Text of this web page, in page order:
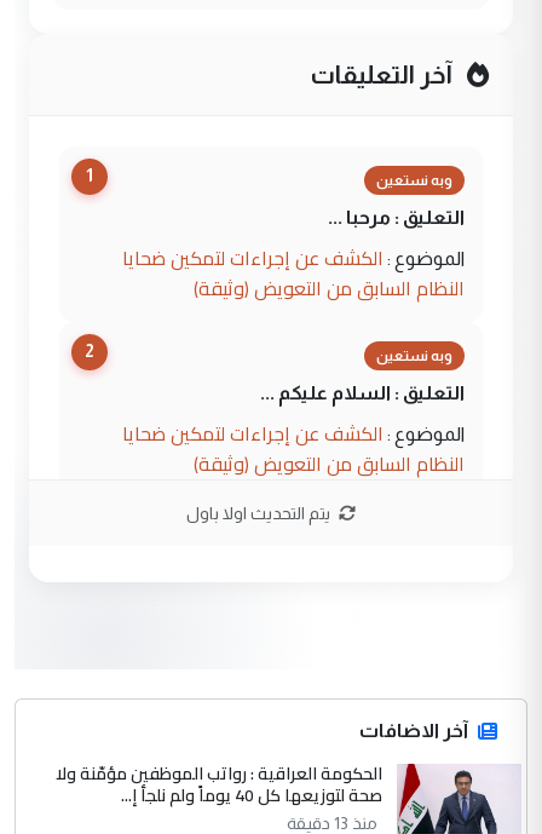
آخر التعليقات
1 وبه نستعين
التعليق : مرحبا ...
الموضوع : الكشف عن إجراءات لتمكين ضحايا
النظام السابق من التعويض (وثيقة)
2 وبه نستعين
التعليق : السلام عليكم ...
الموضوع : الكشف عن إجراءات لتمكين ضحايا
النظام السابق من التعويض (وثيقة)
محمد حسين عبد الكريم حسين
صلاح مهدي حسن
التعليق : صلاح مهدي حسن ...
الموضوع :
هيئة الحج تصدر قرارا يخص "لم الشمل"
يتم التحديث اولا باول
آخر الاضافات
الحكومة العراقية : رواتب الموظفين مؤمّنة ولا
صحة لتوزيعها كل 40 يوماً ولم نلجأ إ...
منذ 13 دقيقة